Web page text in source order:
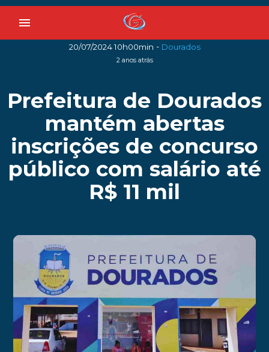
menu
20/07/2024 10h00min - Dourados
2 anos atrás
Prefeitura de Dourados
mantém abertas
inscrições de concurso
público com salário até
R$ 11 mil